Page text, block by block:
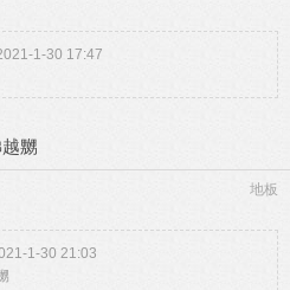
1-30 17:47
嬲
地板
1-30 21:03